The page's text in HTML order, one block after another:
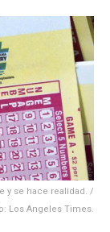
y se hace realidad. /
Los Angeles Times.